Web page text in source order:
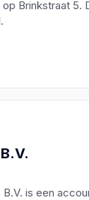
Brinkstraat
is een